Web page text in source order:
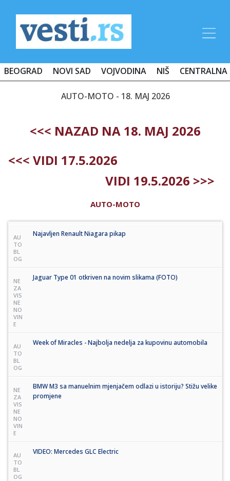
BEOGRAD NOVI SAD VOJVODINA NIŠ CENTRALNA
AUTO-MOTO - 18. MAJ 2026
<<< NAZAD NA 18. MAJ 2026
<<< VIDI 17.5.2026
VIDI 19.5.2026 >>>
AUTO-MOTO
AU
TO
BL
OG
Najavljen Renault Niagara pikap
NE
ZA
VIS
NE
NO
VIN
E
Jaguar Type 01 otkriven na novim slikama (FOTO)
AU
TO
BL
OG
Week of Miracles - Najbolja nedelja za kupovinu automobila
NE
ZA
VIS
NE
NO
VIN
E
BMW M3 sa manuelnim mjenjačem odlazi u istoriju? Stižu velike
promjene
AU
TO
BL
OG
VIDEO: Mercedes GLC Electric